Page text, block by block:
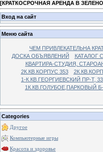
[КРАТКОСРОЧНАЯ АРЕНДА В
Вход на сайт
Меню сайта
ЧЕМ ПРИВЛЕКАТЕЛЬНА
ДОСКА ОБЪЯВЛЕНИЙ
КАТАЛОГ
КВАРТИРА-СТУДИЯ,
2К.КВ.КОРПУС 353
1-К.КВ.ГЕОРГИЕВСКИЙ ПР-Т,
1К.КВ.ГОЛУБОЕ,ПАРКОВЫЙ Б-
Categories
Другое
Компьютерные игры
Красота и здоровье